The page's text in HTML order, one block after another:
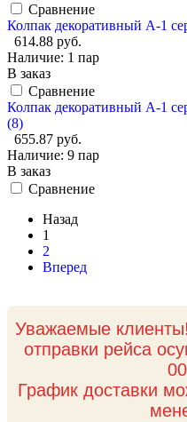
Сравнение
Колпак декоративный А-1
614.88 руб.
Наличие: 1 пар
В заказ
Сравнение
Колпак декоративный А-1
(8)
655.87 руб.
Наличие: 9 пар
В заказ
Сравнение
Назад
1
2
Вперед
Уважаемые
отправки рейса
График доставки